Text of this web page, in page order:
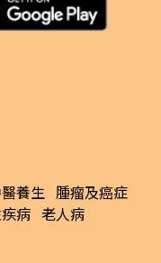
養生 腫瘤及癌症
病 老人病